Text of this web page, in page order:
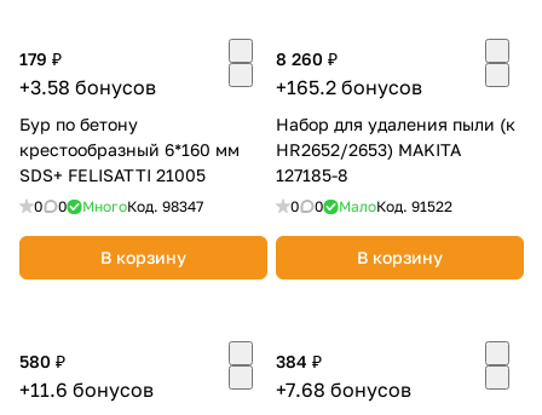
179 ₽
+3.58 бонусов
Бур по бетону
крестообразный 6*160 мм
SDS+ FELISATTI 21005
0 0 МногоКод. 98347
В корзину
8 260 ₽
+165.2 бонусов
Набор для удаления пыли (к
HR2652/2653) MAKITA
127185-8
0 0 МалоКод. 91522
В корзину
580 ₽
+11.6 бонусов
384 ₽
+7.68 бонусов
25
раз в 2
недели
Остались вопросы?
8 800 302-02-51
plait.ru